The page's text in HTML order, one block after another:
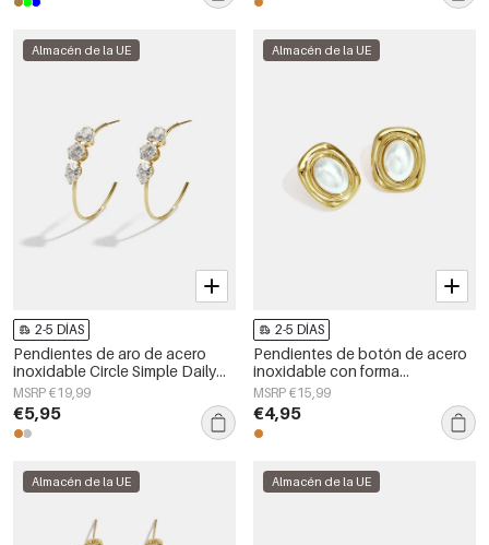
Almacén de la UE
2-5 DÍAS
Pendientes de aro de acero
inoxidable Circle Simple Daily
Simple Series Joyería para mujer
MSRP €19,99
€5,95
Almacén de la UE
2-5 DÍAS
Pendientes de botón de acero
inoxidable con forma
geométrica, sencillos, de la
serie Daily Simple, joyería para
mujer.
MSRP €15,99
€4,95
Almacén de la UE Almacén de la UE